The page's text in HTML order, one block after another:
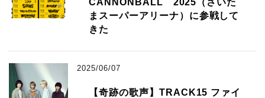
まスーパーアリーナ）に参戦して
きた
2025/06/07
【奇跡の歌声】TRACK15 ファイ